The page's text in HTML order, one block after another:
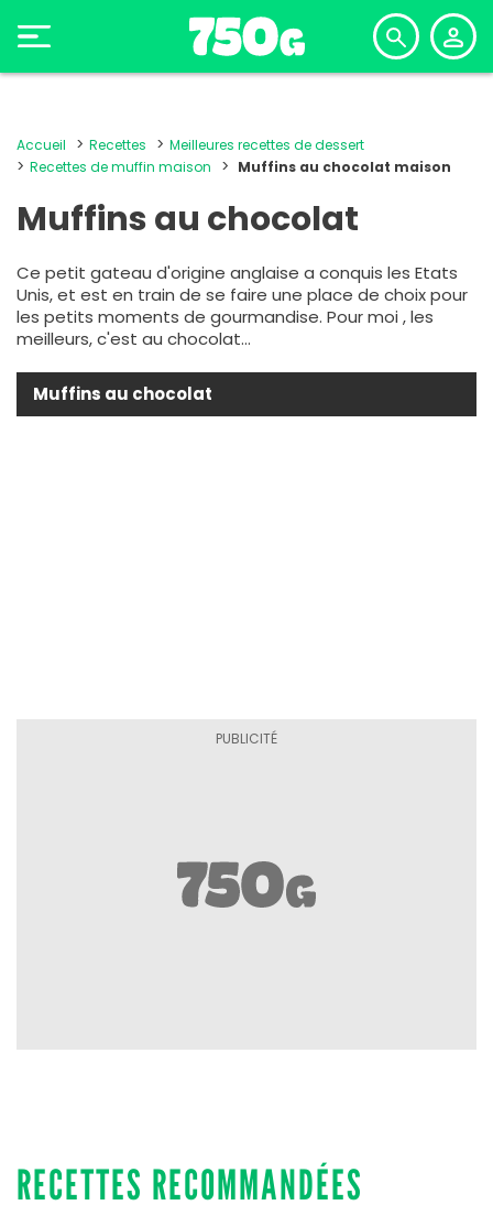
Accueil Recettes
Meilleures recettes de dessert
Recettes de muffin maison
Muffins au chocolat maison
Muffins au chocolat
Ce petit gateau d'origine anglaise a conquis les Etats
Unis, et est en train de se faire une place de choix pour
les petits moments de gourmandise. Pour moi , les
meilleurs, c'est au chocolat...
Muffins au chocolat
RECETTES RECOMMANDÉES